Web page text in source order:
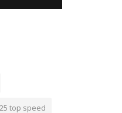
top speed